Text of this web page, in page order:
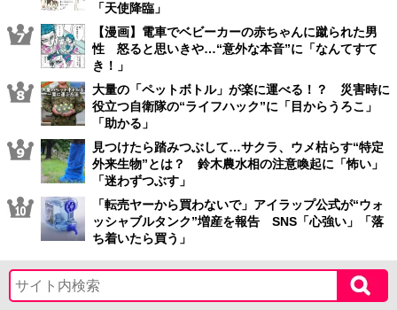
「天使降臨」
【漫画】電車でベビーカーの赤ちゃんに蹴られた男
性 怒ると思いきや…“意外な本音”に「なんてすて
き！」
大量の「ペットボトル」が楽に運べる！？ 災害時に
役立つ自衛隊の“ライフハック”に「目からうろこ」
「助かる」
見つけたら踏みつぶして…サクラ、ウメ枯らす“特定
外来生物”とは？ 鈴木農水相の注意喚起に「怖い」
「迷わずつぶす」
「転売ヤーから買わないで」アイラップ公式が“ウォ
ッシャブルタンク”増産を報告 SNS「心強い」「落
ち着いたら買う」